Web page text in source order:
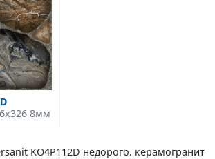
8мм
KO4P112D недорого. керамогранит